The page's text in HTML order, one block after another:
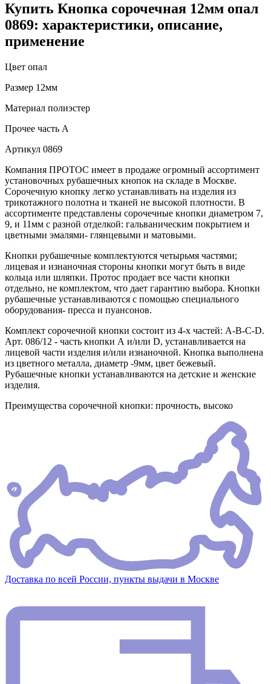
Купить Кнопка сорочечная 12мм опал
0869: характеристики, описание,
применение
Цвет опал
Размер 12мм
Материал полиэстер
Прочее часть A
Артикул 0869
Компания ПРОТОС имеет в продаже огромный ассортимент
установочных рубашечных кнопок на складе в Москве.
Сорочечную кнопку легко устанавливать на изделия из
трикотажного полотна и тканей не высокой плотности. В
ассортименте представлены сорочечные кнопки диаметром 7,
9, и 11мм с разной отделкой: гальваническим покрытием и
цветными эмалями- глянцевыми и матовыми.
Кнопки рубашечные комплектуются четырьмя частями;
лицевая и изнаночная стороны кнопки могут быть в виде
кольца или шляпки. Протос продает все части кнопки
отдельно, не комплектом, что дает гарантию выбора. Кнопки
рубашечные устанавливаются с помощью специального
оборудования- пресса и пуансонов.
Комплект сорочечной кнопки состоит из 4-х частей: А-В-С-D.
Арт. 086/12 - часть кнопки А и/или D, устанавливается на
лицевой части изделия и/или изнаночной. Кнопка выполнена
из цветного металла, диаметр -9мм, цвет бежевый.
Рубашечные кнопки устанавливаются на детские и женские
изделия.
Преимущества сорочечной кнопки: прочность, высоко
Доставка по всей России, пункты выдачи в Москве